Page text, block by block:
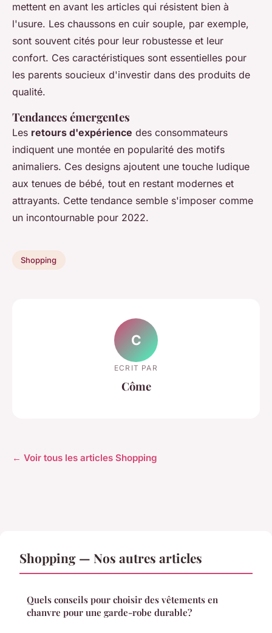
mettent en avant les articles qui résistent bien à
l'usure. Les chaussons en cuir souple, par exemple,
sont souvent cités pour leur robustesse et leur
confort. Ces caractéristiques sont essentielles pour
les parents soucieux d'investir dans des produits de
qualité.
Tendances émergentes
Les retours d'expérience des consommateurs
indiquent une montée en popularité des motifs
animaliers. Ces designs ajoutent une touche ludique
aux tenues de bébé, tout en restant modernes et
attrayants. Cette tendance semble s'imposer comme
un incontournable pour 2022.
Shopping
C
ECRIT PAR
Côme
← Voir tous les articles Shopping
Shopping — Nos autres articles
Quels conseils pour choisir des vêtements en
chanvre pour une garde-robe durable?